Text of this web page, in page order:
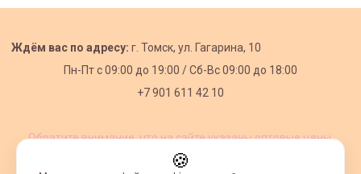
Ждём вас по адресу: г. Томск, ул. Гагарина, 10
Пн-Пт с09:00 до 19:00 /Сб-Вс 09:00 до 18:00
+7 901 611 42 10
Обратите внимание, что на сайте указаны оптовые цены,
🍪